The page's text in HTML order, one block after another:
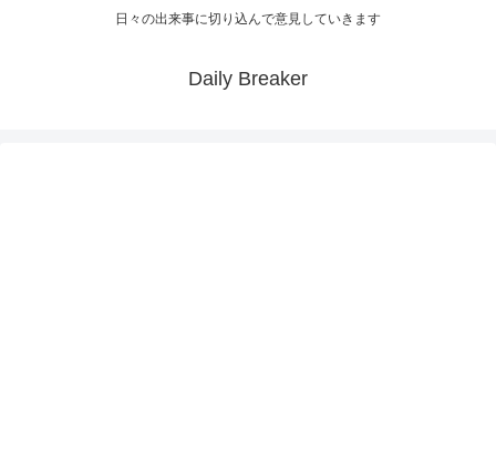
日々の出来事に切り込んで意見していきます
Daily Breaker